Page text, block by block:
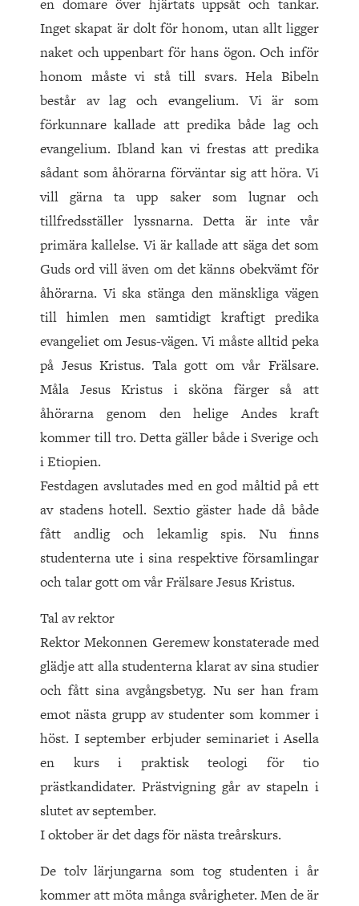
en domare över hjärtats uppsåt och tankar.
Inget skapat är dolt för honom, utan allt ligger
naket och uppenbart för hans ögon. Och inför
honom måste vi stå till svars. Hela Bibeln
består av lag och evangelium. Vi är som
förkunnare kal­lade att predika både lag och
evangelium. Ibland kan vi frestas att predika
sådant som åhörarna förväntar sig att höra. Vi
vill gärna ta upp saker som lugnar och
tillfredsställer lyssnarna. Detta är inte vår
primära kallelse. Vi är kallade att säga det som
Guds ord vill även om det känns obekvämt för
åhörarna. Vi ska stänga den mänskliga vägen
till himlen men samtidigt kraftigt predika
evangeliet om Jesus-vägen. Vi måste alltid peka
på Jesus Kristus. Tala gott om vår Frälsare.
Måla Jesus Kristus i sköna färger så att
åhörarna genom den helige Andes kraft
kommer till tro. Detta gäller både i Sverige och
i Etiopien.
Festdagen avslutades med en god måltid på ett
av stadens hotell. Sextio gäster hade då både
fått andlig och lekamlig spis. Nu finns
studenterna ute i sina respektive församlingar
och talar gott om vår Frälsare Jesus Kristus.
Tal av rektor
Rektor Mekonnen Geremew konstaterade med
glädje att alla studenterna klarat av sina studier
och fått sina avgångsbetyg. Nu ser han fram
emot nästa grupp av studenter som kommer i
höst. I september erbjuder seminariet i Asella
en kurs i praktisk teologi för tio
prästkandidater. Prästvigning går av stapeln i
slutet av september.
I oktober är det dags för nästa treårskurs.
De tolv lärjungarna som tog studenten i år
kommer att möta många svårigheter. Men de är